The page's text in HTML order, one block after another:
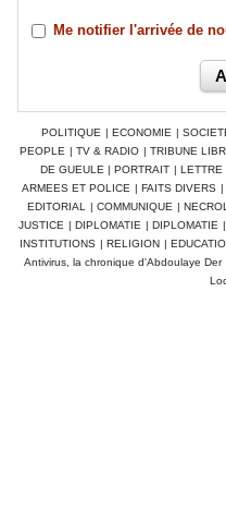
Me notifier l'arrivée de
POLITIQUE | ECONOMIE |
PEOPLE | TV & RADIO | TRIBUNE
DE GUEULE | PORTRAIT | LETTRE
ARMEES ET POLICE | FAITS DIVERS |
EDITORIAL
| COMMUNIQUE |
JUSTICE | DIPLOMATIE | DIPLOMATIE |
INSTITUTIONS | RELIGION |
Antivirus, la chronique d'Abdoulaye Der